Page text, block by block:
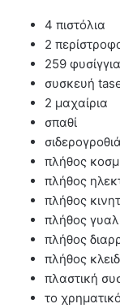
4 πιστόλια
2
259 φυσίγγια
συσκευή
2 μαχαίρια
σπαθί
σιδερογροθιά
πλήθος
πλήθος
πλήθος
πλήθος
πλήθος
πλήθος
πλαστική
το